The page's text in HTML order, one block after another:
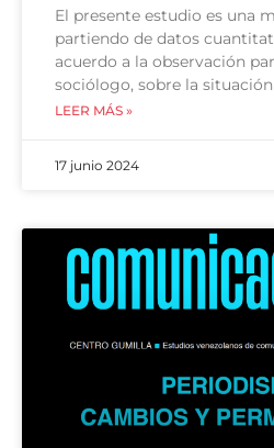
El presente estudio es una
partiendo de datos
acuerdo a la observación
sociólogo, sobre la situación
LEER MÁS »
17 junio 2024